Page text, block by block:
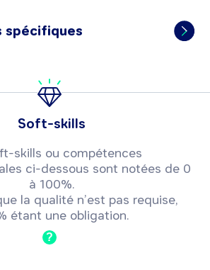
spécifiques
Soft-skills
skills ou compétences
ci-dessous sont notées de 0
à 100%.
la qualité n’est pas requise,
étant une obligation.
?